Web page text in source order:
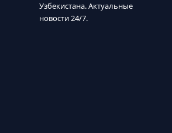
Узбекистана. Актуальные
новости 24/7.